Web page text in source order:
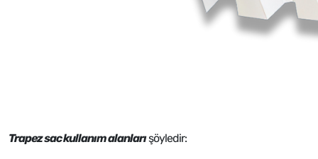
Trapez sac kullanım alanlarışöyledir: